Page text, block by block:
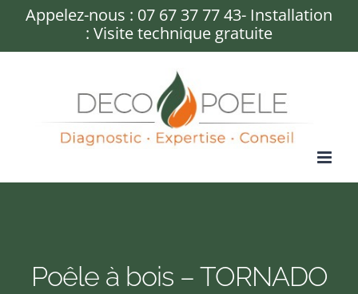
PasserAppelez-nous : 07 67 37 77 43- Installation
: Visite technique gratuite
Poêle à bois – TORNADO